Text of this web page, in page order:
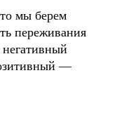
мы берем
переживания
—